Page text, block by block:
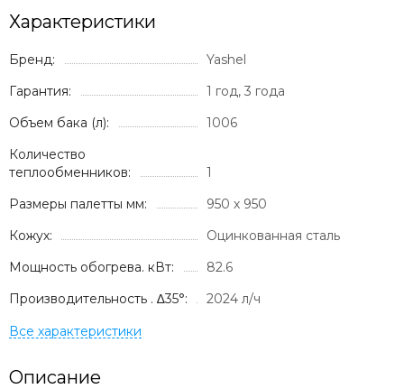
Характеристики
Бренд:
Yashel
Гарантия:
1 год, 3 года
Объем бака (л):
1006
Количество
теплообменников:
1
Размеры палетты мм:
950 х 950
Кожух:
Оцинкованная сталь
Мощность обогрева. кВт:
82.6
Производительность . ∆35°:
2024 л/ч
Описание